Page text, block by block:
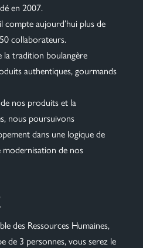
en 2007.
compte aujourd’hui plus de
collaborateurs.
la tradition boulangère
authentiques, gourmands
nos produits et la
nous poursuivons
dans une logique de
de nos
des Ressources Humaines,
de 3 personnes, vous serez le